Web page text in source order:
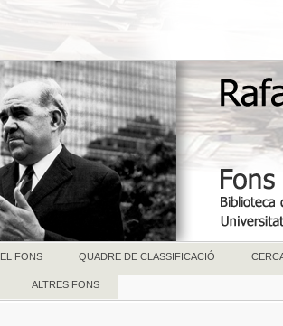
EL FONS QUADRE DE CLASSIFICACIÓ
ALTRES FONS